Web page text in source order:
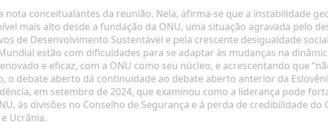
nota conceitualantes da reunião. Nela, afirma-se que a instabilidade
mais alto desde a fundação da ONU, uma situação agravada pelo
de Desenvolvimento Sustentável e pela crescente desigualdade
estão com dificuldades para se adaptar às mudanças na
e eficaz, com a ONU como seu núcleo, e acrescentando que
o debate aberto dá continuidade ao debate aberto anterior da
em setembro de 2024, que examinou como a liderança pode
às divisões no Conselho de Segurança e à perda de credibilidade
Ucrânia.